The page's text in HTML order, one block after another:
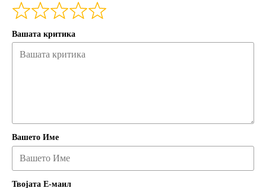
Вашата критика
Вашето Име
Твојата Е-маил